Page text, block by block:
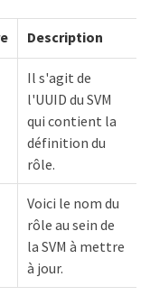
Description
Il s'agit de
l'UUID du SVM
qui contient la
définition du
rôle.
Voici le nom du
rôle au sein de
la SVM à mettre
à jour.